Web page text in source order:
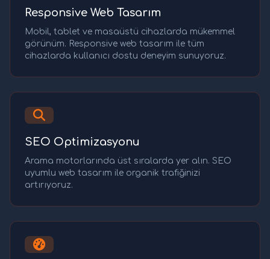
Responsive Web Tasarım
Mobil, tablet ve masaüstü cihazlarda mükemmel
görünüm. Responsive web tasarım ile tüm
cihazlarda kullanıcı dostu deneyim sunuyoruz.
SEO Optimizasyonu
Arama motorlarında üst sıralarda yer alın. SEO
uyumlu web tasarım ile organik trafiğinizi
artırıyoruz.